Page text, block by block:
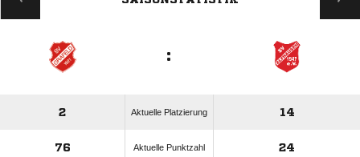
:
2 Aktuelle Platzierung 14
76 Aktuelle Punktzahl 24